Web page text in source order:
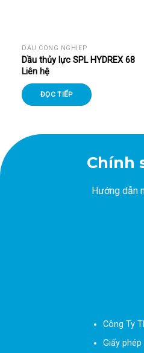
DẦU CÔNG NGHIỆP
Dầu thủy lực SPL HYDREX 68
Liên hệ
ĐỌC TIẾP
Chính
Hướng dẫn
Công Ty
Giấy